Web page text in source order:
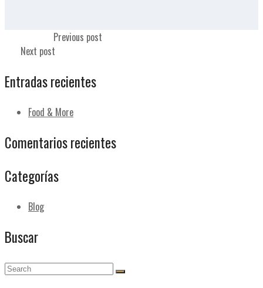
Previous post
Next post
Entradas recientes
Food & More
Comentarios recientes
Categorías
Blog
Buscar